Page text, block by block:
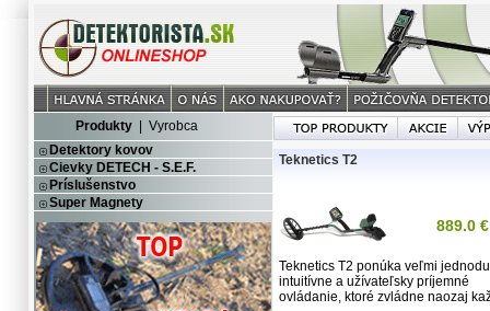
Produkty
Vyrobca
Detektory kovov
Cievky DETECH - S.E.F.
Príslušenstvo
Super Magnety
Teknetics T2
889.0 €
Teknetics T2 ponúka veľmi
intuitívne a užívateľsky príjemné
ovládanie, ktoré zvládne naozaj